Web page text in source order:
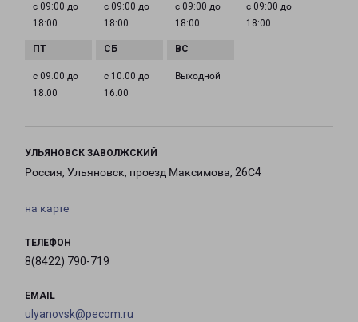
с 09:00 до
18:00
с 09:00 до
18:00
с 09:00 до
18:00
с 09:00 до
18:00
с 09:00 до
18:00
с 10:00 до
16:00
Выходной
УЛЬЯНОВСК ЗАВОЛЖСКИЙ
Россия, Ульяновск, проезд Максимова, 26С4
на карте
ТЕЛЕФОН
8(8422) 790-719
EMAIL
ulyanovsk@pecom.ru